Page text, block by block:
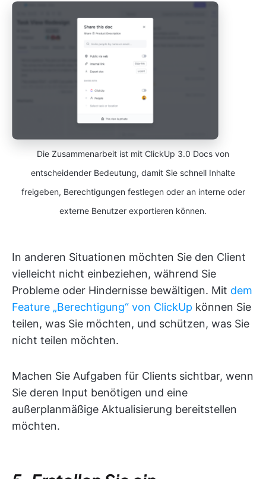
Die Zusammenarbeit ist mit ClickUp 3.0 Docs von
entscheidender Bedeutung, damit Sie schnell Inhalte
freigeben, Berechtigungen festlegen oder an interne oder
externe Benutzer exportieren können.
In anderen Situationen möchten Sie den Client
vielleicht nicht einbeziehen, während Sie
Probleme oder Hindernisse bewältigen. Mit dem
Feature „Berechtigung“ von ClickUp können Sie
teilen, was Sie möchten, und schützen, was Sie
nicht teilen möchten.
Machen Sie Aufgaben für Clients sichtbar, wenn
Sie deren Input benötigen und eine
außerplanmäßige Aktualisierung bereitstellen
möchten.